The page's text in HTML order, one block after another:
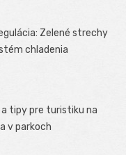
Zelené strechy
chladenia
a tipy pre turistiku na
v parkoch